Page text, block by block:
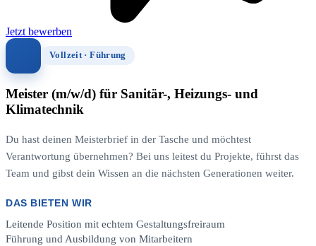
Jetzt bewerben
Vollzeit · Führung
Meister (m/w/d) für Sanitär-, Heizungs- und
Klimatechnik
Du hast deinen Meisterbrief in der Tasche und möchtest
Verantwortung übernehmen? Bei uns leitest du Projekte, führst das
Team und gibst dein Wissen an die nächsten Generationen weiter.
DAS BIETEN WIR
Leitende Position mit echtem Gestaltungsfreiraum
Führung und Ausbildung von Mitarbeitern